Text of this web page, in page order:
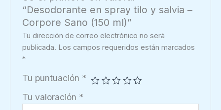
“Desodorante en spray tilo y salvia –
Corpore Sano (150 ml)”
Tu dirección de correo electrónico no será
publicada. Los campos requeridos están marcados
*
Tu puntuación *
Tu valoración *